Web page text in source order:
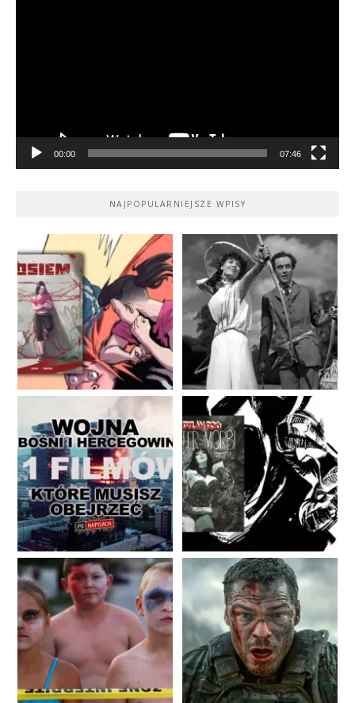
00:00 07:46
NAJPOPULARNIEJSZE WPISY